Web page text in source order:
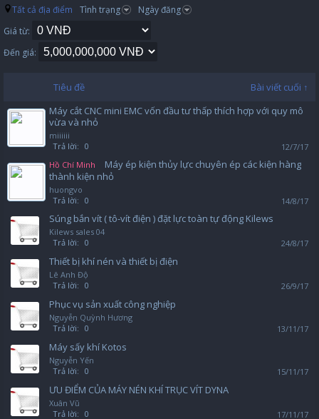
Tất cả địa điểm Tình trạng
Ngày đăng
Giá từ:
Đến giá:
Tiêu đề
Bài viết cuối ↑
Máy cắt CNC mini EMC vốn đầu tư thấp thích hợp với quy mô
vừa và nhỏ
miiiiii
Trả lời: 0
12/7/17
Hồ Chí Minh
Máy ép kiện thủy lực chuyên ép các kiện hàng
thành kiện nhỏ
huongvo
Trả lời: 0 14/8/17
Súng bắn vít ( tô-vít điện ) đặt lực toàn tự động Kilews
Kilews sales 04
Trả lời: 0 24/8/17
Thiết bị khí nén và thiết bị điện
Lê Anh Độ
Trả lời: 0 26/9/17
Phục vụ sản xuất công nghiệp
Nguyễn Quỳnh Hương
Trả lời: 0 13/11/17
Máy sấy khí Kotos
Nguyễn Yến
Trả lời: 0 15/11/17
ƯU ĐIỂM CỦA MÁY NÉN KHÍ TRỤC VÍT DYNA
Xuân Vũ
Trả lời: 0 17/11/17